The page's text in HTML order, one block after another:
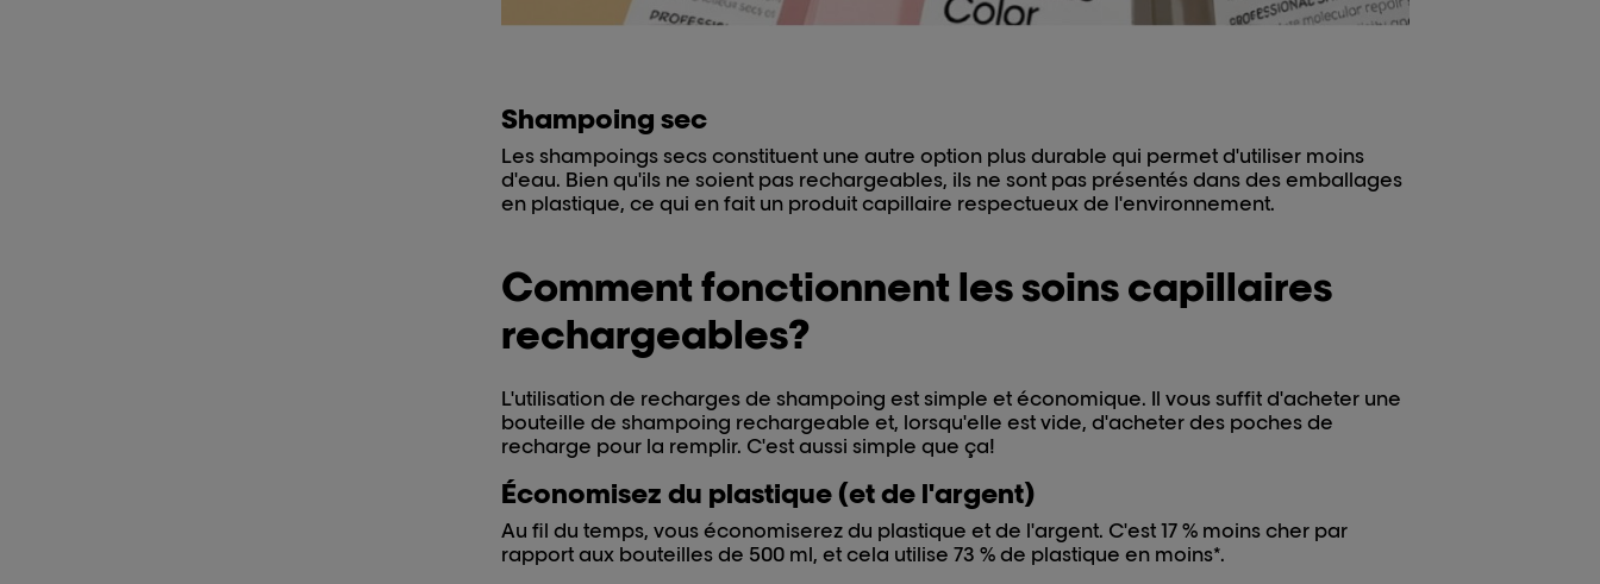
Shampoing sec
Les shampoings secs constituent une autre option plus durable qui permet d'utiliser moins
d'eau. Bien qu'ils ne soient pas rechargeables, ils ne sont pas présentés dans des emballages
en plastique, ce qui en fait un produit capillaire respectueux de l'environnement.
Comment fonctionnent les soins capillaires
rechargeables?
L'utilisation de recharges de shampoing est simple et économique. Il vous suffit d'acheter une
bouteille de shampoing rechargeable et, lorsqu'elle est vide, d'acheter des poches de
recharge pour la remplir. C'est aussi simple que ça!
Économisez du plastique (et de l'argent)
Au fil du temps, vous économiserez du plastique et de l'argent. C'est 17 % moins cher par
rapport aux bouteilles de 500 ml, et cela utilise 73 % de plastique en moins*.